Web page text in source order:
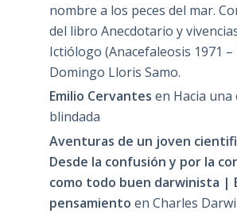
nombre a los peces del mar.
del libro Anecdotario y
Ictiólogo (Anacefaleosis 1971 –
Domingo Lloris Samo.
Emilio Cervantes en Hacia una
blindada
Aventuras de un joven
Desde la confusión y por la
como todo buen darwinista |
pensamiento en Charles